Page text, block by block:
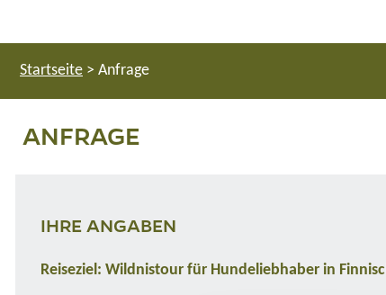
Startseite > Anfrage
ANFRAGE
IHRE ANGABEN
Reiseziel: Wildnistour für Hundeliebhaber in